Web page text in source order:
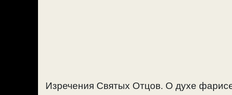
Изречения Святых Отцов. О духе